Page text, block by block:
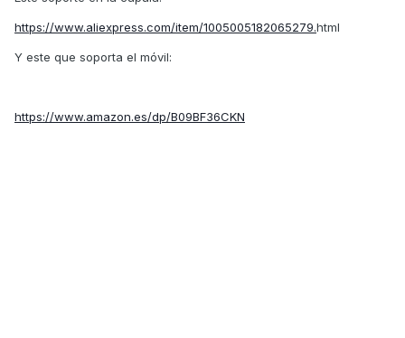
https://www.aliexpress.com/item/1005005182065279.html
Y este que soporta el móvil:
https://www.amazon.es/dp/B09BF36CKN